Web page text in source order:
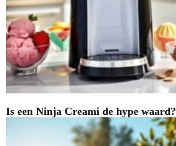
Is een Ninja Creami de hype waard?